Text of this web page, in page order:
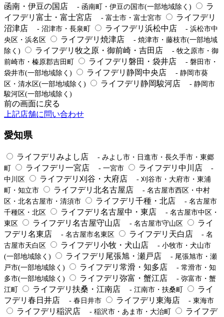
函南・伊豆の国店
- 函南町・伊豆の国市(一部地域除く)
ラ
イフデリ富士・富士宮店
- 富士市・富士宮市
ライフデリ
沼津店
- 沼津市・長泉町 ライフデリ浜松中店
- 浜松市中
央区・浜名区
ライフデリ焼津店
- 焼津市・藤枝市(一部地域
除く)
ライフデリ牧之原・御前崎・吉田店
- 牧之原市・御
前崎市・榛原郡吉田町
ライフデリ磐田・袋井店
- 磐田市・
袋井市(一部地域除く)
ライフデリ静岡中央店
- 静岡市葵
区・清水区(一部地域除く)
ライフデリ静岡駿河店
- 静岡市
駿河区(一部地域除く)
前の画面に戻る
上記店舗に問い合わせ
愛知県
ライフデリみよし店
- みよし市・日進市・長久手市・東郷
町
ライフデリ一宮店 - 一宮市 ライフデリ中川店
-
中川区
ライフデリ刈谷・大府店
- 刈谷市・大府市・東浦
町・知立市
ライフデリ北名古屋店
- 名古屋市西区・中村
区・北名古屋市・清須市
ライフデリ千種・北店
- 名古屋市
千種区・北区
ライフデリ名古屋中・東店
- 名古屋市中区・
東区
ライフデリ名古屋守山店 - 名古屋市守山区
ライ
フデリ名東店
- 名古屋市名東区 ライフデリ天白店
- 名
古屋市天白区
ライフデリ小牧・犬山店
- 小牧市・犬山市
(一部地域除く)
ライフデリ尾張旭・瀬戸店
- 尾張旭市・瀬
戸市(一部地域除く)
ライフデリ常滑・知多店
- 常滑市・知
多市(一部地域除く)
ライフデリ弥富・蟹江店
- 弥富市・蟹
江町
ライフデリ扶桑・江南店 - 江南市・扶桑町
ライ
フデリ春日井店
- 春日井市 ライフデリ東海店 - 東海市
ライフデリ稲沢店 - 稲沢市・あま市・大治町
ライフデ